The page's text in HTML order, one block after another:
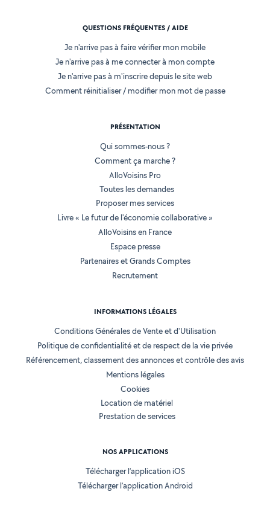
QUESTIONS FRÉQUENTES / AIDE
Je n'arrive pas à faire vérifier mon mobile
Je n'arrive pas à me connecter à mon compte
Je n'arrive pas à m'inscrire depuis le site web
Comment réinitialiser / modifier mon mot de passe
PRÉSENTATION
Qui sommes-nous ?
Comment ça marche ?
AlloVoisins Pro
Toutes les demandes
Proposer mes services
Livre « Le futur de l'économie collaborative »
AlloVoisins en France
Espace presse
Partenaires et Grands Comptes
Recrutement
INFORMATIONS LÉGALES
Conditions Générales de Vente et d'Utilisation
Politique de confidentialité et de respect de la vie privée
Référencement, classement des annonces et contrôle des avis
Mentions légales
Cookies
Location de matériel
Prestation de services
NOS APPLICATIONS
Télécharger l’application iOS
Télécharger l’application Android